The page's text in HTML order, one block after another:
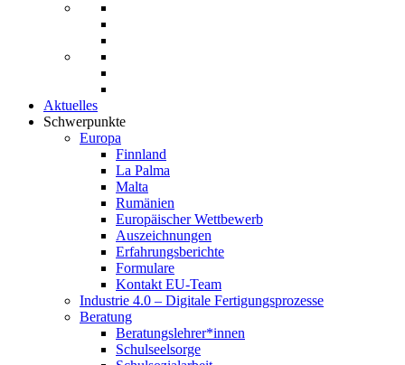
Aktuelles
Schwerpunkte
Europa
Finnland
La Palma
Malta
Rumänien
Europäischer Wettbewerb
Auszeichnungen
Erfahrungsberichte
Formulare
Kontakt EU-Team
Industrie 4.0 – Digitale Fertigungsprozesse
Beratung
Beratungslehrer*innen
Schulseelsorge